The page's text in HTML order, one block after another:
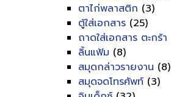
ตาไก่พลาสติก (3)
ตู้ใส่เอกสาร (25)
ถาดใส่เอกสาร ตะกร้า
ลิ้นแฟ้ม (8)
สมุดกล่าวรายงาน (8)
สมุดจดโทรศัพท์ (3)